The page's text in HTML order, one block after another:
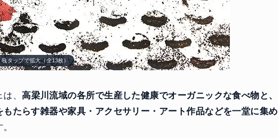
タップで拡大（全13枚）
は、高梁川流域の各所で生産した健康でオーガニックな食べ物と、
もたらす雑器や家具・アクセサリー・アート作品などを一堂に集め